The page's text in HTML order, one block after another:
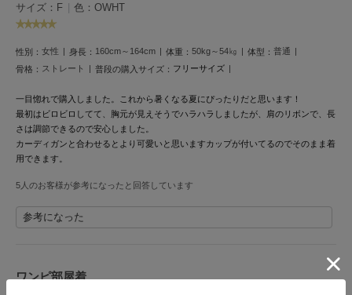
LILY BROWN Lingerie
リリーブラウンランジェリー
LITTLE UNION TOKYO
リトルユニオン トウキョウ
made of Organics
メイドオブオーガニクス
ミチュ コケット
MIESROHE
ミースロエ
ミーエスミーム
サイズ：F 色：OWHT
性別： 女性 身長： 160cm～164cm 体重： 50kg～54㎏ 体型： 普通
骨格： ストレート 普段の購入サイズ： フリーサイズ
一目惚れで購入しました。
これから暑くなる夏にぴったりだと思います！
最初はビロビロしてて、胸元が見えそうでハラハラしましたが、肩のリボンで、長
さは調節できるので安心しました。
カーディガンと合わせるとより可愛いと思いますカップが付いてるのでそのまま着
用できます。
5人のお客様が参考になったと回答しています
参考になった
ワンピ部屋着